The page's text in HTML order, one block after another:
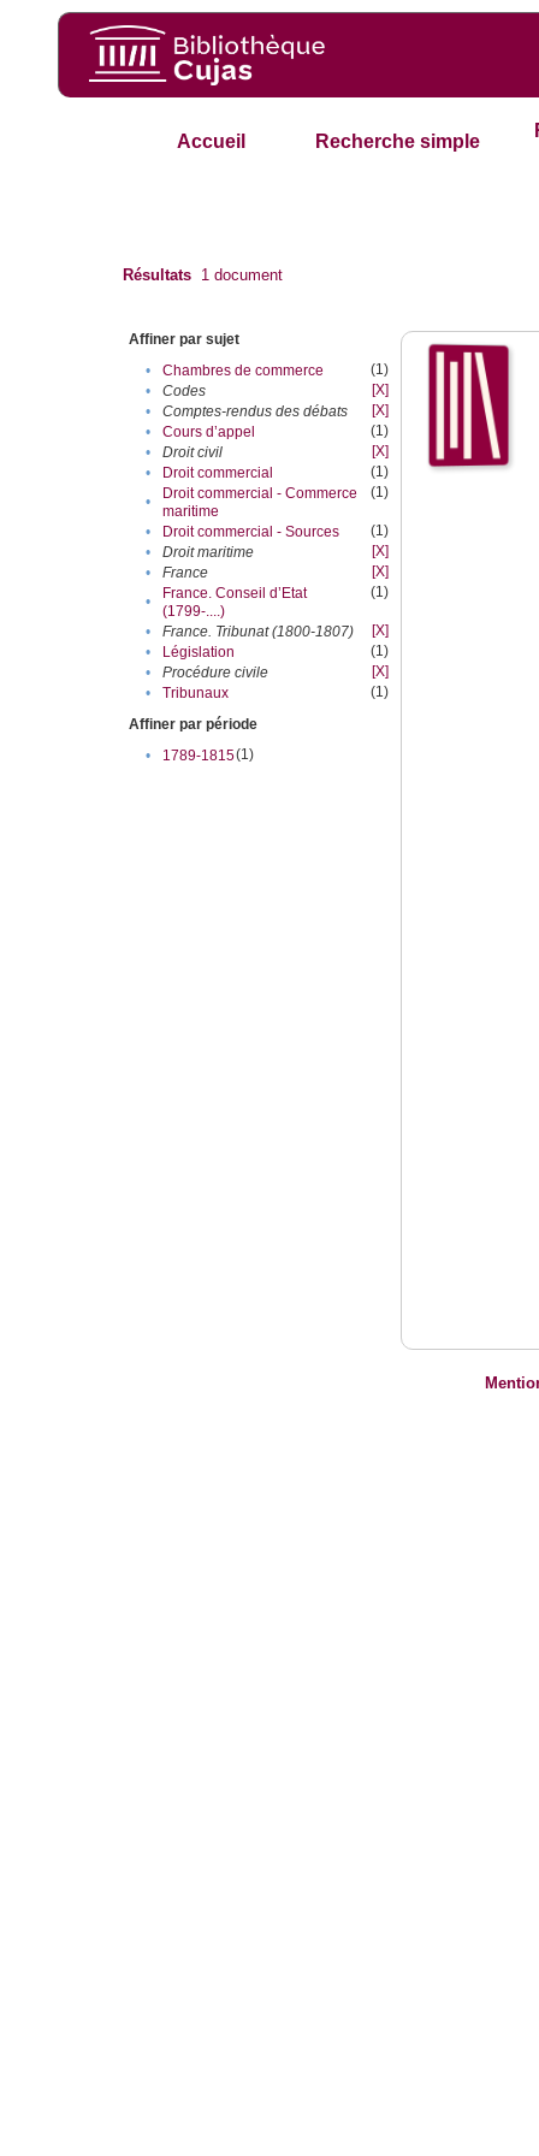
Accueil Recherche simple
Résultats 1 document
Affiner par sujet
•
Chambres de commerce
(1)
•
Codes
[X]
•
Comptes-rendus des débats
[X]
•
Cours d’appel
(1)
•
Droit civil
[X]
•
Droit commercial
(1)
•
Droit commercial - Commerce
maritime
(1)
• Droit commercial - Sources
(1)
•
Droit maritime
[X]
•
France
[X]
•
France. Conseil d’Etat
(1799-....)
(1)
• France. Tribunat (1800-1807)
[X]
•
Législation
(1)
•
Procédure civile
[X]
•
Tribunaux
(1)
Affiner par période
•
1789-1815(1)